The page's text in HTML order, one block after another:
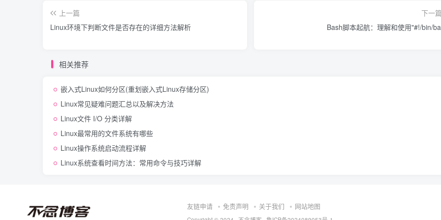
上一篇
Linux环境下判断文件是否存在的详细方法解析
下一篇
Bash脚本起航：理解和使用"#!/bin/
相关推荐
嵌入式Linux如何分区(重划嵌入式Linux存储分区)
Linux常见疑难问题汇总以及解决方法
Linux文件 I/O 分类详解
Linux最常用的文件系统有哪些
Linux操作系统启动流程详解
Linux系统查看时间方法：常用命令与技巧详解
友链申请 免责声明 关于我们 网站地图